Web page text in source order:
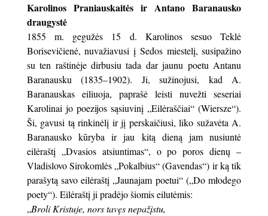
Karolinos Praniauskaitės ir Antano Baranausko
draugystė
1855 m. gegužės 15 d. Karolinos sesuo Teklė
Borisevičienė, nuvažiavusi į Sedos miestelį, susipažino
su ten raštinėje dirbusiu tada dar jaunu poetu Antanu
Baranausku (1835–1902). Ji, sužinojusi, kad A.
Baranauskas eiliuoja, paprašė leisti nuvežti seseriai
Karolinai jo poezijos sąsiuvinį „Eilėraščiai“ (Wiersze“).
Ši, gavusi tą rinkinėlį ir jį perskaičiusi, liko sužavėta A.
Baranausko kūryba ir jau kitą dieną jam nusiuntė
eilėraštį „Dvasios atsiuntimas“, o po poros dienų –
Vladislovo Sirokomlės „Pokalbius“ (Gavendas“) ir ką tik
parašytą savo eilėraštį „Jaunajam poetui“ („Do młodego
poety“). Eilėraštį ji pradėjo šiomis eilutėmis:
„Broli Kristuje, nors tavęs nepažįstu,